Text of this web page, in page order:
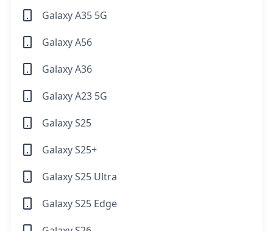
Galaxy A35 5G
Galaxy A56
Galaxy A36
Galaxy A23 5G
Galaxy S25
Galaxy S25+
Galaxy S25 Ultra
Galaxy S25 Edge